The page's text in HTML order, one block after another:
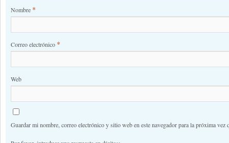
Nombre *
Correo electrónico *
Web
Guardar mi nombre, correo electrónico y sitio web en este navegador para la próxima vez